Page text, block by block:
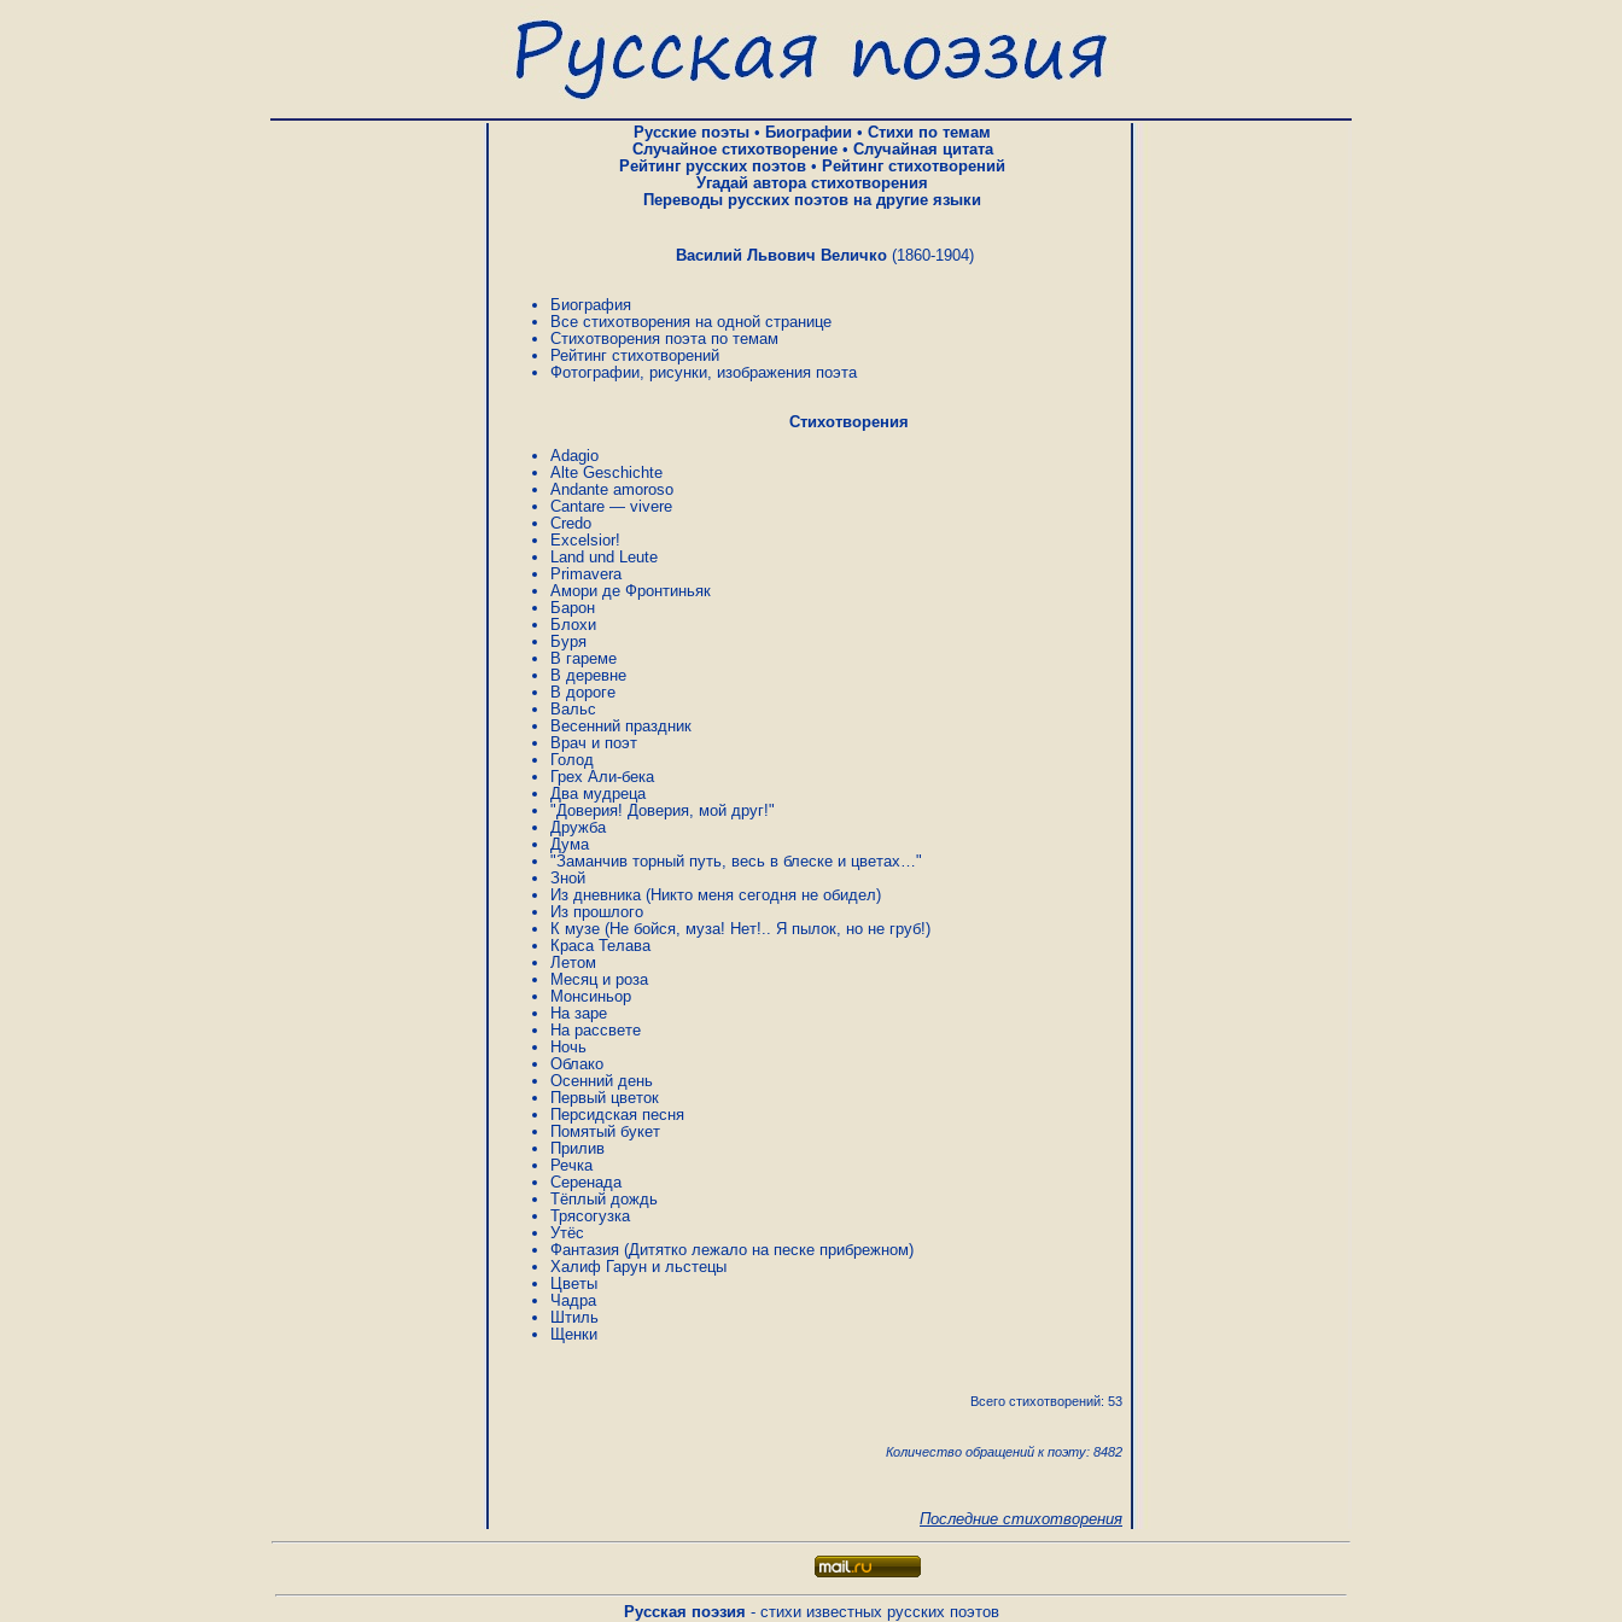
Русские поэты • Биографии • Стихи по темам
Случайное стихотворение• Случайная цитата
Рейтинг русских поэтов • Рейтинг стихотворений
Угадай автора стихотворения
Переводы русских поэтов на другие языки
Василий Львович Величко(1860-1904)
Биография
Все стихотворения на одной странице
Стихотворения поэта по темам
Рейтинг стихотворений
Фотографии, рисунки, изображения поэта
Стихотворения
Adagiо
Alte Geschichte
Andante amoroso
Cantare — vivere
Credo
Excelsior!
Land und Leute
Primavera
Амори де Фронтиньяк
Барон
Блохи
Буря
В гареме
В деревне
В дороге
Вальс
Ве­сен­ний празд­ник
Врач и поэт
Голод
Грех Али-бека
Два муд­ре­ца
"До­ве­рия! До­ве­рия, мой друг!"
Дружба
Дума
"Заманчив торный путь, весь в блеске и цветах…"
Зной
Из днев­ни­ка (Никто меня се­год­ня не оби­дел)
Из прошлого
К музе (Не бойся, муза! Нет!.. Я пылок, но не груб!)
Краса Телава
Летом
Месяц и роза
Монсиньор
На заре
На рассвете
Ночь
Об­ла­ко
Осенний день
Первый цветок
Персидская песня
По­мя­тый букет
Прилив
Речка
Се­ре­на­да
Тёплый дождь
Трясогузка
Утёс
Фантазия (Ди­тят­ко ле­жа­ло на песке при­бреж­ном)
Халиф Гарун и льстецы
Цветы
Чадра
Штиль
Щенки
Всего стихотворений: 53
Количество обращений к поэту: 8482
Последние стихотворения
Русская поэзия - стихи известных русских поэтов